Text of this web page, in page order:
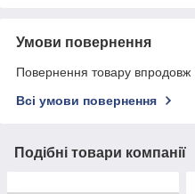
Умови повернення
Повернення товару впродовж
Всі умови повернення
Подібні товари компанії